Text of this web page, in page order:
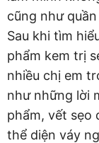
cũng như
Sau khi tìm
phẩm kem trị
nhiều chị em
như những lời
phẩm, vết sẹo
thể diện váy